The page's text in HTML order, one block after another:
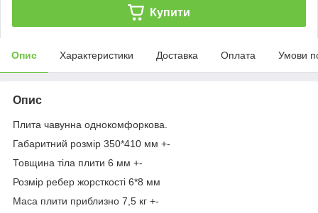
Купити
Опис Характеристики Доставка Оплата Умови
Опис
Плита чавунна однокомфоркова.
Габаритний розмір 350*410 мм +-
Товщина тіла плити 6 мм +-
Розмір ребер жорсткості 6*8 мм
Маса плити приблизно 7,5 кг +-